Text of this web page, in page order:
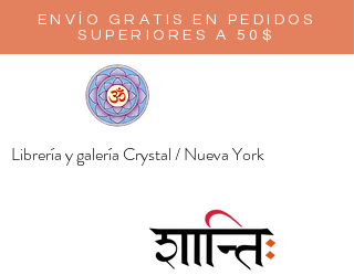
ENVÍO GRATIS EN PEDIDOS
SUPERIORES A 50$
Librería y galería Crystal / Nueva York